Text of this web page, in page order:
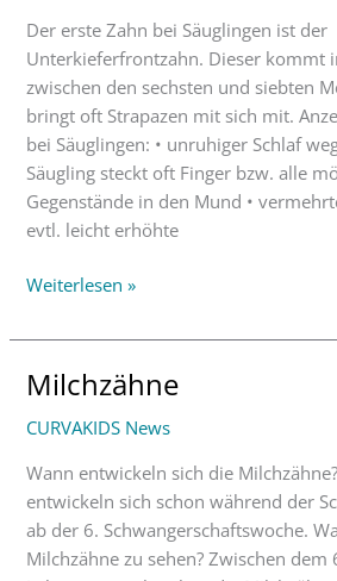
Der erste Zahn bei Säuglingen ist der
Unterkieferfrontzahn. Dieser kommt
zwischen den sechsten und siebten
bringt oft Strapazen mit sich mit.
bei Säuglingen: • unruhiger Schlaf
Säugling steckt oft Finger bzw. alle
Gegenstände in den Mund •
evtl. leicht erhöhte
Säuglinge
„zahnen“
Weiterlesen »
Milchzähne
CURVAKIDS News
Wann entwickeln sich die
entwickeln sich schon während der
ab der 6. Schwangerschaftswoche.
Milchzähne zu sehen? Zwischen dem
Milchzähne